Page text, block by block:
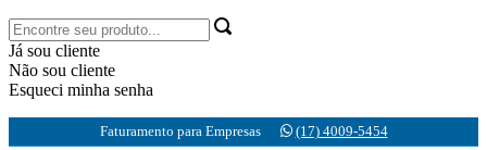
Já sou cliente
Não sou cliente
Esqueci minha senha
Faturamento para Empresas (17) 4009-5454